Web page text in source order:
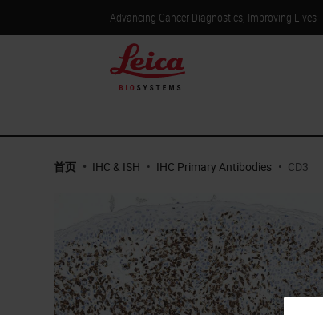
Advancing Cancer Diagnostics, Improving Lives
首页 • IHC & ISH • IHC Primary Antibodies • CD3